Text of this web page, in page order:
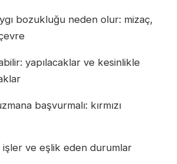
bozukluğu neden olur: mizaç,
yapılacaklar ve kesinlikle
başvurmalı: kırmızı
işler ve eşlik eden durumlar